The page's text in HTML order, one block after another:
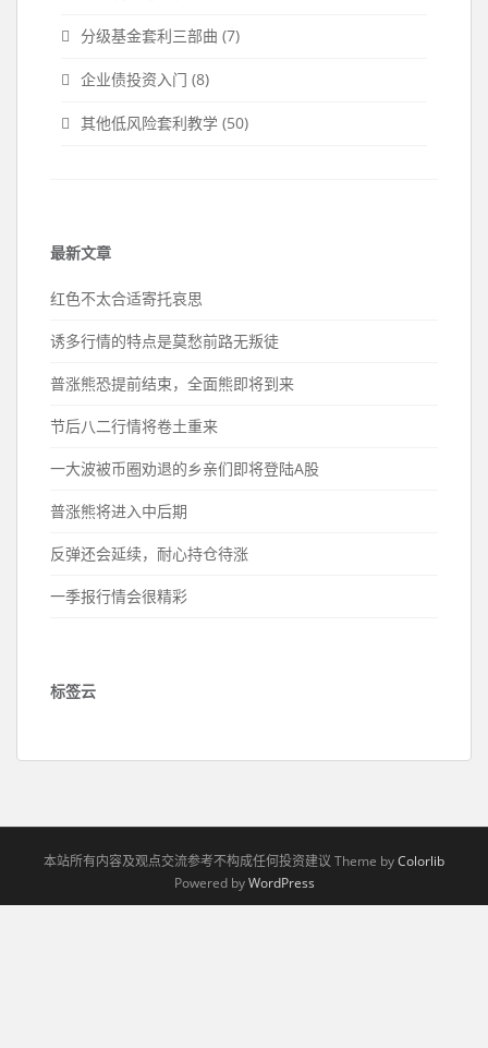
分级基金套利三部曲 (7)
企业债投资入门 (8)
其他低风险套利教学 (50)
最新文章
红色不太合适寄托哀思
诱多行情的特点是莫愁前路无叛徒
普涨熊恐提前结束，全面熊即将到来
节后八二行情将卷土重来
一大波被币圈劝退的乡亲们即将登陆A股
普涨熊将进入中后期
反弹还会延续，耐心持仓待涨
一季报行情会很精彩
标签云
本站所有内容及观点交流参考不构成任何投资建议 Theme byColorlib
Powered byWordPress